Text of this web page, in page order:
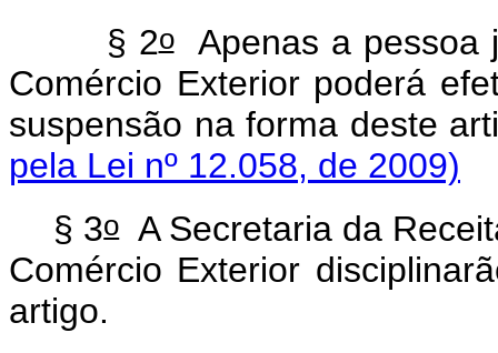
§ 2oApenas a pessoa
Comércio Exterior poderá
suspensão na forma deste
pela Lei nº 12.058, de 2009)
§ 3oA Secretaria da
Comércio Exterior
artigo.